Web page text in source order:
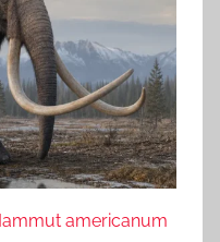
americanum